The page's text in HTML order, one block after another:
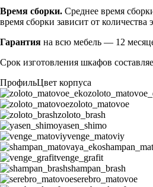
Время сборки. Среднее время
время сборки зависит от
Гарантия на всю мебель — 12
Срок изготовления шкафов
ПрофильЦвет корпуса
zoloto_matovoe
zoloto_brash
yasen_shimo
venge_matoviy
venge_grafit
shampan_brash
serebro_matovoe